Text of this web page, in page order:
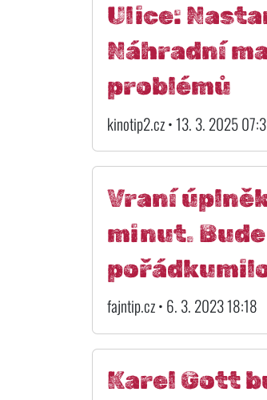
Ulice:
Náhradní
problémů
kinotip2.cz • 13. 3. 2025
Vraní
minut.
fajntip.cz • 6. 3. 2023 18:18
Karel Gott